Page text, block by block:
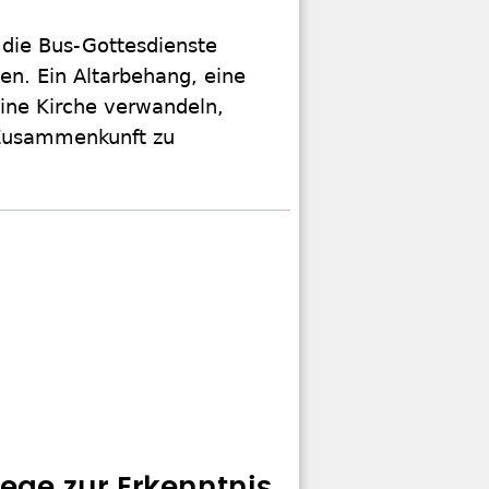
Bus-Gottesdienste
Ein Altarbehang, eine
Kirche verwandeln,
zu